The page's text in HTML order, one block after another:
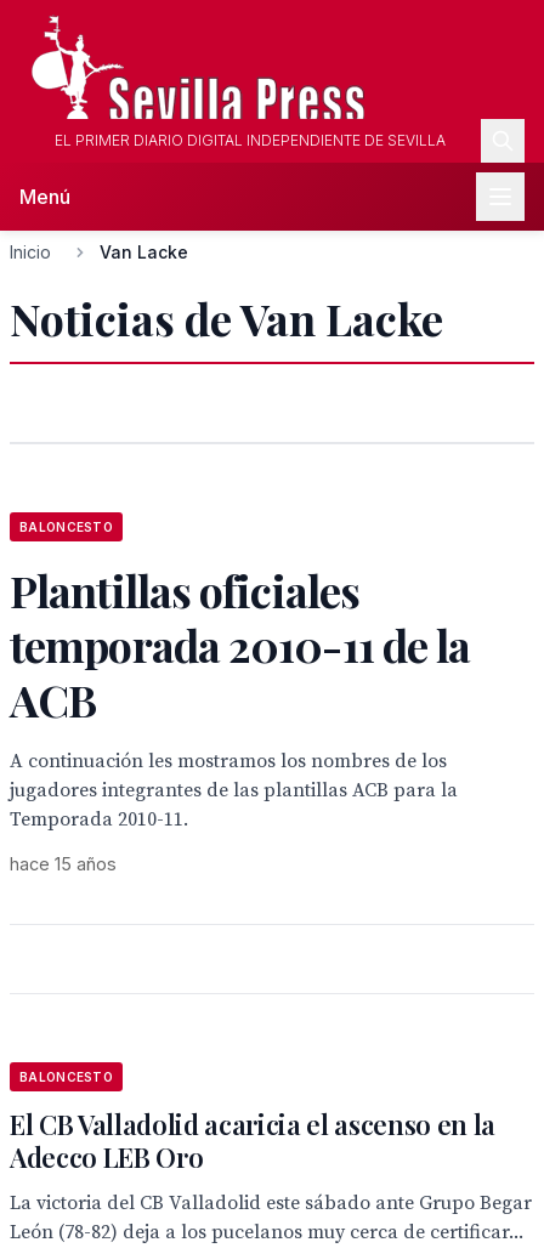
EL PRIMER DIARIO DIGITAL INDEPENDIENTE DE SEVILLA
Menú
Inicio Van Lacke
Noticias de Van Lacke
BALONCESTO
Plantillas oficiales
temporada 2010-11 de la
ACB
A continuación les mostramos los nombres de los
jugadores integrantes de las plantillas ACB para la
Temporada 2010-11.
hace 15 años
BALONCESTO
El CB Valladolid acaricia el ascenso en la
Adecco LEB Oro
La victoria del CB Valladolid este sábado ante Grupo Begar
León (78-82) deja a los pucelanos muy cerca de certificar...